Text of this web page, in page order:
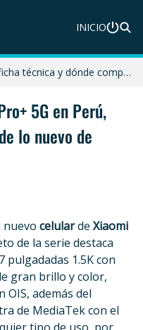
INICIO
Galaxy A07 en Perú: precio, ficha técnica y dónde comprar
5G en Perú,
lo nuevo de
nuevo celularde Xiaomi
de la serie destaca
pulgadadas 1.5K con
gran brillo y color,
OIS, además del
de MediaTek con el